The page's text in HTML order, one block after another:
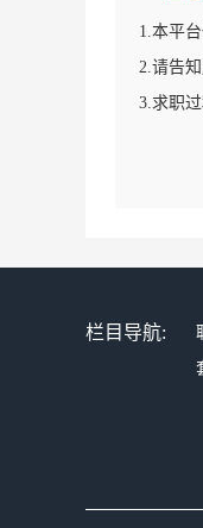
1.本平
2.请告
3.求职
栏目导航: